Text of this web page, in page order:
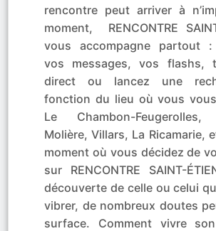
rencontre peut arriver à
moment, RENCONTRE
vous accompagne partout :
vos messages, vos flashs,
direct ou lancez une
fonction du lieu où vous
Le Chambon-Feugerolles,
Molière, Villars, La Ricamarie,
moment où vous décidez de
sur RENCONTRE SAINT-
découverte de celle ou celui
vibrer, de nombreux doutes
surface. Comment vivre